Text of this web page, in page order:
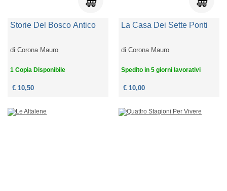
Storie Del Bosco Antico
diCorona Mauro
1 Copia Disponibile
€ 10,50
La Casa Dei Sette Ponti
diCorona Mauro
Spedito in 5 giorni lavorativi
€ 10,00